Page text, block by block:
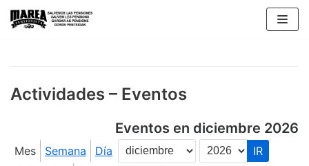
Saltar
Actividades – Eventos
Eventos en diciembre 2026
Mes Semana Día
Mes
Año